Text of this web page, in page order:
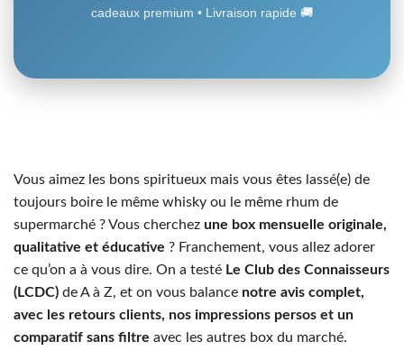
cadeaux premium • Livraison rapide 🚚
Vous aimez les bons spiritueux mais vous êtes lassé(e) de
toujours boire le même whisky ou le même rhum de
supermarché ? Vous cherchez une box mensuelle originale,
qualitative et éducative ? Franchement, vous allez adorer
ce qu’on a à vous dire. On a testé Le Club des Connaisseurs
(LCDC) de A à Z, et on vous balance notre avis complet,
avec les retours clients, nos impressions persos et un
comparatif sans filtre avec les autres box du marché.